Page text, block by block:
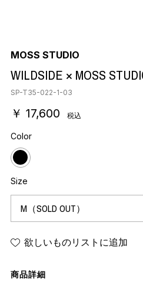
MOSS STUDIO
WILDSIDE × MOSS
SP-T35-022-1-03
￥ 17,600 税込
Color
Size
欲しいものリストに追加
商品詳細